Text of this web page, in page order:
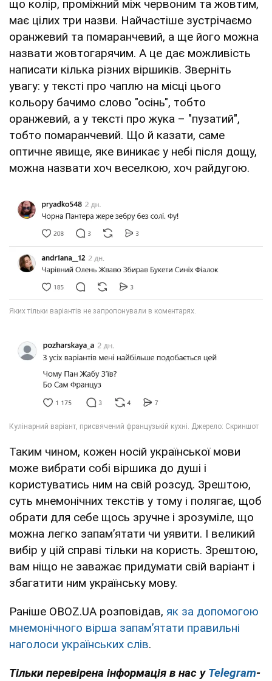
що колір, проміжний між червоним та жовтим,
має цілих три назви. Найчастіше зустрічаємо
оранжевий та помаранчевий, а ще його можна
назвати жовтогарячим. А це дає можливість
написати кілька різних віршиків. Зверніть
увагу: у тексті про чаплю на місці цього
кольору бачимо слово "осінь", тобто
оранжевий, а у тексті про жука – "пузатий",
тобто помаранчевий. Що й казати, саме
оптичне явище, яке виникає у небі після дощу,
можна назвати хоч веселкою, хоч райдугою.
Таким чином, кожен носій української мови
може вибрати собі віршика до душі і
користуватись ним на свій розсуд. Зрештою,
суть мнемонічних текстів у тому і полягає, щоб
обрати для себе щось зручне і зрозуміле, що
можна легко запам’ятати чи уявити. І великий
вибір у цій справі тільки на користь. Зрештою,
вам ніщо не заважає придумати свій варіант і
збагатити ним українську мову.
Раніше OBOZ.UA розповідав, як за допомогою
мнемонічного вірша запам’ятати правильні
наголоси українських слів.
Тільки перевірена інформація в нас у Telegram-